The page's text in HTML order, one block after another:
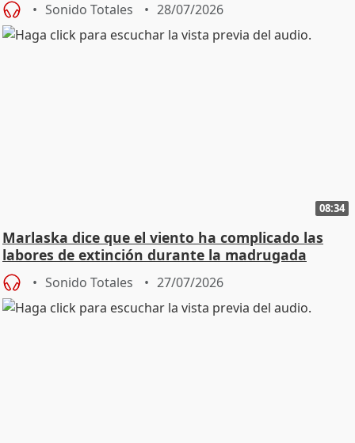
Sonido Totales 28/07/2026
08:34
Marlaska dice que el viento ha complicado las
labores de extinción durante la madrugada
Sonido Totales 27/07/2026